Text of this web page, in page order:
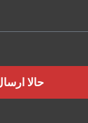
حالا ارسال کن